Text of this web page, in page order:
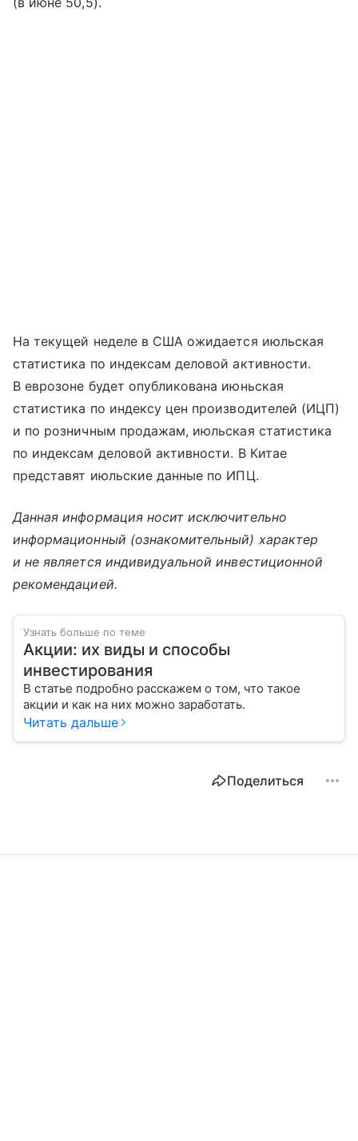
На текущей неделе в США ожидается июльская
статистика по индексам деловой активности.
В еврозоне будет опубликована июньская
статистика по индексу цен производителей (ИЦП)
и по розничным продажам, июльская статистика
по индексам деловой активности. В Китае
представят июльские данные по ИПЦ.
Данная информация носит исключительно
информационный (ознакомительный) характер
и не является индивидуальной инвестиционной
рекомендацией.
Узнать больше по теме
Акции: их виды и способы
инвестирования
В статье подробно расскажем о том, что такое
акции и как на них можно заработать.
Читать дальше
Поделиться